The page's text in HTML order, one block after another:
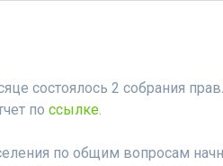
состоялось 2 собрания
по ссылке.
по общим вопросам